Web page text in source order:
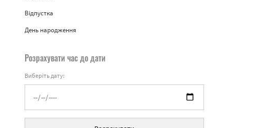
Відпустка
День народження
Розрахувати час до дати
Виберіть дату: